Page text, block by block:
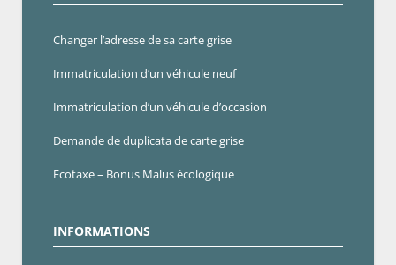
Changer l’adresse de sa carte grise
Immatriculation d’un véhicule neuf
Immatriculation d’un véhicule d’occasion
Demande de duplicata de carte grise
Ecotaxe – Bonus Malus écologique
INFORMATIONS